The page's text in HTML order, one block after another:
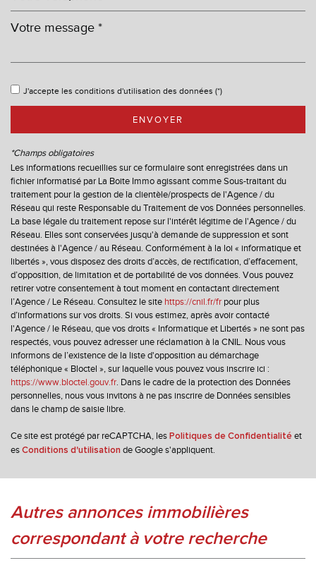
Collège
École primaire
Enseignement supérieur
Lycée
Bibliothèque
Gare ferroviaire
Bureau de poste
Mairie
Presse et Tabac
statistiques
Nombre d'habitants
116 352
Taxe foncière
Habitants de moins de 25 ans
J'accepte les conditions d'utilisation des données (*)
ENVOYER
*Champs obligatoires
Les informations recueillies sur ce formulaire sont enregistrées dans un
fichier informatisé par La Boite Immo agissant comme Sous-traitant du
traitement pour la gestion de la clientèle/prospects de l'Agence / du
Réseau qui reste Responsable du Traitement de vos Données personnelles.
La base légale du traitement repose sur l'intérêt légitime de l'Agence / du
Réseau. Elles sont conservées jusqu'à demande de suppression et sont
destinées à l'Agence / au Réseau. Conformément à la loi « informatique et
libertés », vous disposez des droits d’accès, de rectification, d’effacement,
d’opposition, de limitation et de portabilité de vos données. Vous pouvez
retirer votre consentement à tout moment en contactant directement
l’Agence / Le Réseau. Consultez le site https://cnil.fr/fr pour plus
d’informations sur vos droits. Si vous estimez, après avoir contacté
l'Agence / le Réseau, que vos droits « Informatique et Libertés » ne sont pas
respectés, vous pouvez adresser une réclamation à la CNIL. Nous vous
informons de l’existence de la liste d'opposition au démarchage
téléphonique « Bloctel », sur laquelle vous pouvez vous inscrire ici :
https://www.bloctel.gouv.fr. Dans le cadre de la protection des Données
personnelles, nous vous invitons à ne pas inscrire de Données sensibles
dans le champ de saisie libre.
Ce site est protégé par reCAPTCHA, les Politiques de Confidentialité et
es Conditions d'utilisation de Google s'appliquent.
autres annonces immobilières
correspondant à votre recherche